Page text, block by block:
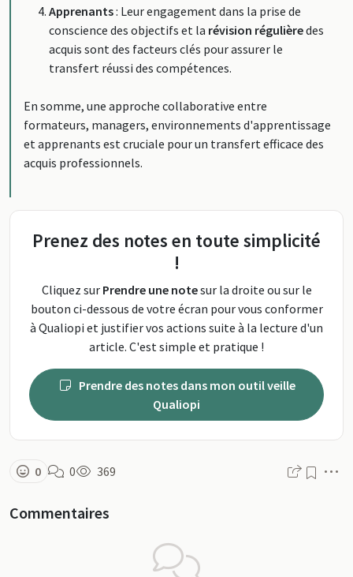
Apprenants: Leur engagement dans la prise de
conscience des objectifs et la révision régulièredes
acquis sont des facteurs clés pour assurer le
transfert réussi des compétences.
En somme, une approche collaborative entre
formateurs, managers, environnements d'apprentissage
et apprenants est cruciale pour un transfert efficace des
acquis professionnels.
Prenez des notes en toute simplicité
!
Cliquez sur Prendre une notesur la droite ou sur le
bouton ci-dessous de votre écran pour vous conformer
à Qualiopi et justifier vos actions suite à la lecture d'un
article. C'est simple et pratique !
Qualiopi
0 0 369
Commentaires